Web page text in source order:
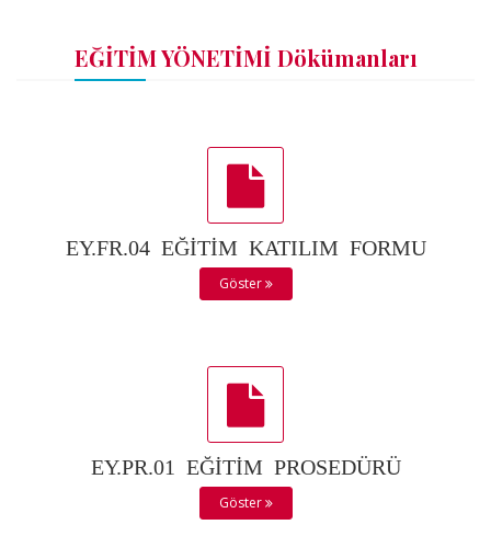
EĞİTİM YÖNETİMİ Dökümanları
EY.FR.04 EĞİTİM KATILIM FORMU
Göster
EY.PR.01 EĞİTİM PROSEDÜRÜ
Göster